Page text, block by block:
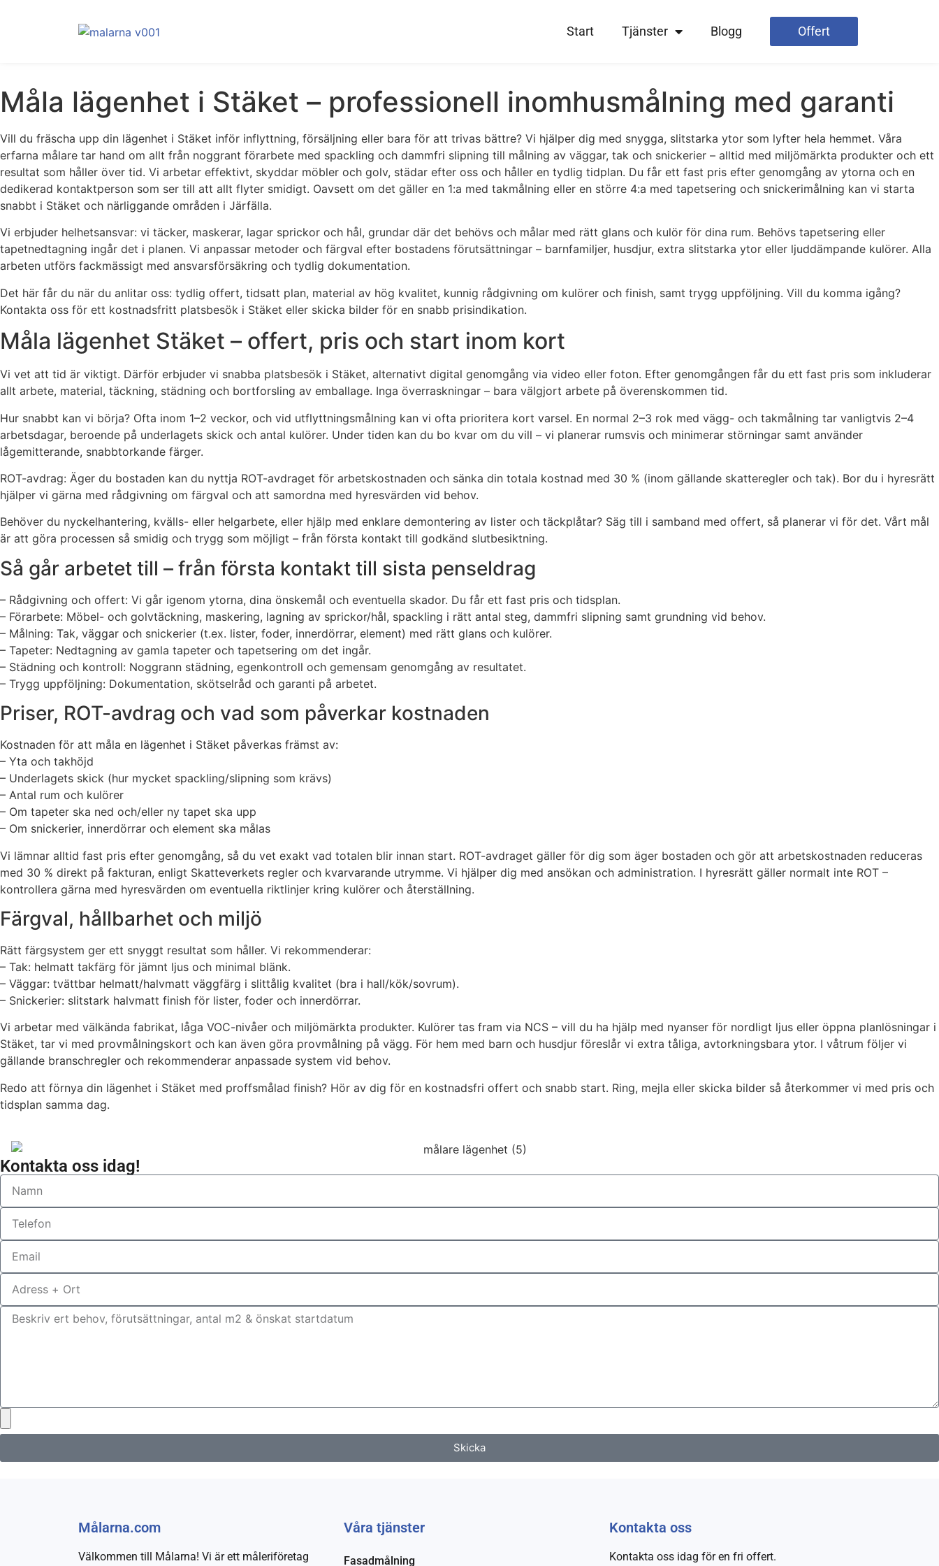
Start Tjänster Blogg Offert
Måla lägenhet i Stäket – professionell inomhusmålning med garanti
Vill du fräscha upp din lägenhet i Stäket inför inflyttning, försäljning eller bara för att trivas bättre? Vi hjälper dig med snygga, slitstarka ytor som lyfter hela hemmet. Våra
erfarna målare tar hand om allt från noggrant förarbete med spackling och dammfri slipning till målning av väggar, tak och snickerier – alltid med miljömärkta produkter och ett
resultat som håller över tid. Vi arbetar effektivt, skyddar möbler och golv, städar efter oss och håller en tydlig tidplan. Du får ett fast pris efter genomgång av ytorna och en
dedikerad kontaktperson som ser till att allt flyter smidigt. Oavsett om det gäller en 1:a med takmålning eller en större 4:a med tapetsering och snickerimålning kan vi starta
snabbt i Stäket och närliggande områden i Järfälla.
Vi erbjuder helhetsansvar: vi täcker, maskerar, lagar sprickor och hål, grundar där det behövs och målar med rätt glans och kulör för dina rum. Behövs tapetsering eller
tapetnedtagning ingår det i planen. Vi anpassar metoder och färgval efter bostadens förutsättningar – barnfamiljer, husdjur, extra slitstarka ytor eller ljuddämpande kulörer. Alla
arbeten utförs fackmässigt med ansvarsförsäkring och tydlig dokumentation.
Det här får du när du anlitar oss: tydlig offert, tidsatt plan, material av hög kvalitet, kunnig rådgivning om kulörer och finish, samt trygg uppföljning. Vill du komma igång?
Kontakta oss för ett kostnadsfritt platsbesök i Stäket eller skicka bilder för en snabb prisindikation.
Måla lägenhet Stäket – offert, pris och start inom kort
Vi vet att tid är viktigt. Därför erbjuder vi snabba platsbesök i Stäket, alternativt digital genomgång via video eller foton. Efter genomgången får du ett fast pris som inkluderar
allt arbete, material, täckning, städning och bortforsling av emballage. Inga överraskningar – bara välgjort arbete på överenskommen tid.
Hur snabbt kan vi börja? Ofta inom 1–2 veckor, och vid utflyttningsmålning kan vi ofta prioritera kort varsel. En normal 2–3 rok med vägg- och takmålning tar vanligtvis 2–4
arbetsdagar, beroende på underlagets skick och antal kulörer. Under tiden kan du bo kvar om du vill – vi planerar rumsvis och minimerar störningar samt använder
lågemitterande, snabbtorkande färger.
ROT-avdrag: Äger du bostaden kan du nyttja ROT-avdraget för arbetskostnaden och sänka din totala kostnad med 30 % (inom gällande skatteregler och tak). Bor du i hyresrätt
hjälper vi gärna med rådgivning om färgval och att samordna med hyresvärden vid behov.
Behöver du nyckelhantering, kvälls- eller helgarbete, eller hjälp med enklare demontering av lister och täckplåtar? Säg till i samband med offert, så planerar vi för det. Vårt mål
är att göra processen så smidig och trygg som möjligt – från första kontakt till godkänd slutbesiktning.
Så går arbetet till – från första kontakt till sista penseldrag
– Rådgivning och offert: Vi går igenom ytorna, dina önskemål och eventuella skador. Du får ett fast pris och tidsplan.
– Förarbete: Möbel- och golvtäckning, maskering, lagning av sprickor/hål, spackling i rätt antal steg, dammfri slipning samt grundning vid behov.
– Målning: Tak, väggar och snickerier (t.ex. lister, foder, innerdörrar, element) med rätt glans och kulörer.
– Tapeter: Nedtagning av gamla tapeter och tapetsering om det ingår.
– Städning och kontroll: Noggrann städning, egenkontroll och gemensam genomgång av resultatet.
– Trygg uppföljning: Dokumentation, skötselråd och garanti på arbetet.
Priser, ROT-avdrag och vad som påverkar kostnaden
Kostnaden för att måla en lägenhet i Stäket påverkas främst av:
– Yta och takhöjd
– Underlagets skick (hur mycket spackling/slipning som krävs)
– Antal rum och kulörer
– Om tapeter ska ned och/eller ny tapet ska upp
– Om snickerier, innerdörrar och element ska målas
Vi lämnar alltid fast pris efter genomgång, så du vet exakt vad totalen blir innan start. ROT-avdraget gäller för dig som äger bostaden och gör att arbetskostnaden reduceras
med 30 % direkt på fakturan, enligt Skatteverkets regler och kvarvarande utrymme. Vi hjälper dig med ansökan och administration. I hyresrätt gäller normalt inte ROT –
kontrollera gärna med hyresvärden om eventuella riktlinjer kring kulörer och återställning.
Färgval, hållbarhet och miljö
Rätt färgsystem ger ett snyggt resultat som håller. Vi rekommenderar:
– Tak: helmatt takfärg för jämnt ljus och minimal blänk.
– Väggar: tvättbar helmatt/halvmatt väggfärg i slittålig kvalitet (bra i hall/kök/sovrum).
– Snickerier: slitstark halvmatt finish för lister, foder och innerdörrar.
Vi arbetar med välkända fabrikat, låga VOC-nivåer och miljömärkta produkter. Kulörer tas fram via NCS – vill du ha hjälp med nyanser för nordligt ljus eller öppna planlösningar i
Stäket, tar vi med provmålningskort och kan även göra provmålning på vägg. För hem med barn och husdjur föreslår vi extra tåliga, avtorkningsbara ytor. I våtrum följer vi
gällande branschregler och rekommenderar anpassade system vid behov.
Redo att förnya din lägenhet i Stäket med proffsmålad finish? Hör av dig för en kostnadsfri offert och snabb start. Ring, mejla eller skicka bilder så återkommer vi med pris och
tidsplan samma dag.
Kontakta oss idag!
Skicka
Målarna.com
Välkommen till Målarna! Vi är ett måleriföretag
Våra tjänster
Fasadmålning
Kontakta oss
Kontakta oss idag för en fri offert.